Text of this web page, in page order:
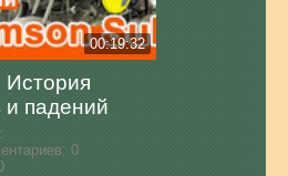
00:19:32
История
и падений
0